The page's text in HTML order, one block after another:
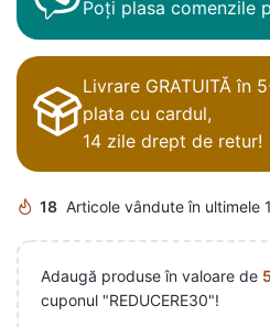
Poți plasa comenzile
Livrare GRATUITĂ în
plata cu cardul,
14 zile drept de retur!
18 Articole vândute în ultimele
Adaugă produse în valoare de
cuponul "REDUCERE30"!